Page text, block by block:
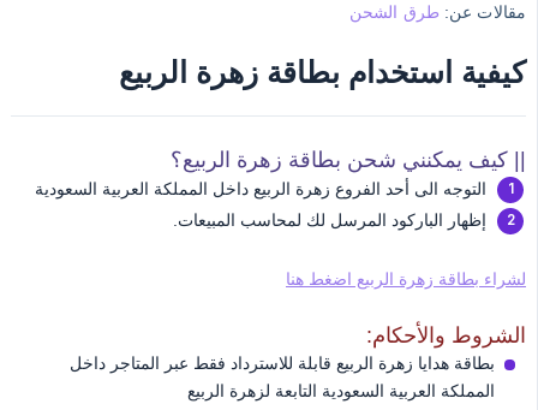
مقالات عن: طرق الشحن
كيفية استخدام بطاقة زهرة الربيع
|| كيف يمكنني شحن بطاقة زهرة الربيع؟
التوجه الى أحد الفروع زهرة الربيع داخل المملكة العربية السعودية
إظهار الباركود المرسل لك لمحاسب المبيعات.
لشراء بطاقة زهرة الربيع اضغط هنا
الشروط والأحكام:
بطاقة هدايا زهرة الربيع قابلة للاسترداد فقط عبر المتاجر داخل
المملكة العربية السعودية التابعة لزهرة الربيع